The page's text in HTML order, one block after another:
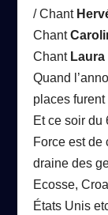
/Chant
Chant
ChantLaura
Quand
places
Et ce soir du
Force est de
draine des
Ecosse,
États Unis